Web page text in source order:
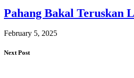
Pahang Bakal Teruskan
February 5, 2025
Next Post